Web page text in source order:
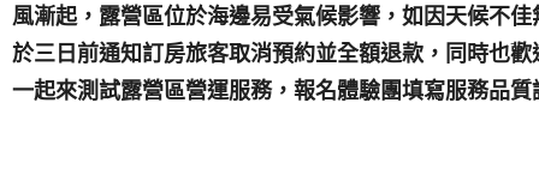
風漸起，露營區位於海邊易受氣候影響，如因天候不
於三日前通知訂房旅客取消預約並全額退款，同時也
一起來測試露營區營運服務，報名體驗團填寫服務品